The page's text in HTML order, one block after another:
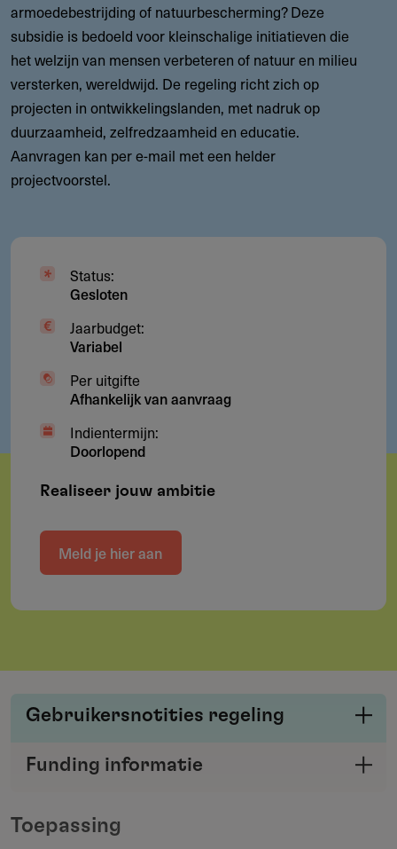
armoedebestrijding of natuurbescherming? Deze
subsidie is bedoeld voor kleinschalige initiatieven die
het welzijn van mensen verbeteren of natuur en milieu
versterken, wereldwijd. De regeling richt zich op
projecten in ontwikkelingslanden, met nadruk op
duurzaamheid, zelfredzaamheid en educatie.
Aanvragen kan per e-mail met een helder
projectvoorstel.
Status:
Gesloten
Jaarbudget:
Variabel
Per uitgifte
Afhankelijk van aanvraag
Indientermijn:
Doorlopend
Realiseer jouw ambitie
Meld je hier aan
Toepassing
Gebruikersnotities regeling
verstrekker met de Fondswervingonline
Funding informatie